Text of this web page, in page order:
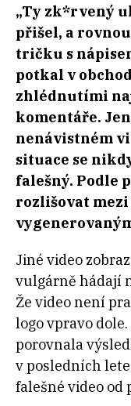
„Ty zk*rvený
přišel, a
tričku s
potkal v
zhlédnutími
komentáře.
nenávistném
situace se
falešný. Podle
rozlišovat
Jiné video
vulgárně hádají
Že video není
logo vpravo dole.
porovnala
v posledních
falešné video od